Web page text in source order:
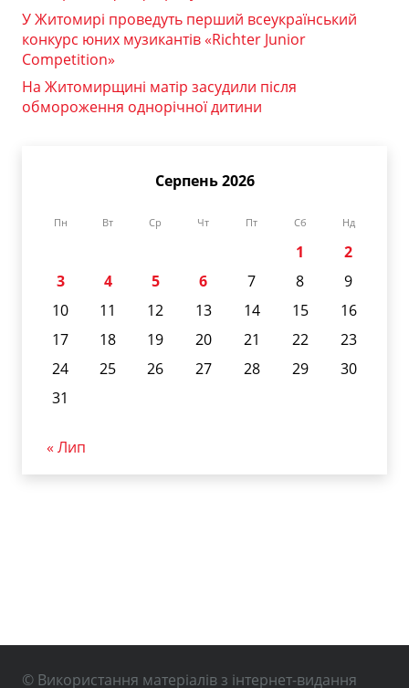
У Житомирі проведуть перший всеукраїнський
конкурс юних музикантів «Richter Junior
Competition»
На Житомирщині матір засудили після
обмороження однорічної дитини
Серпень 2026
Пн Вт Ср Чт Пт Сб Нд
1
2
3
4 5 6 7 8
9
10
11 12 13 14 15
16
17
18 19 20 21 22
23
24
25 26 27 28 29
30
31
« Лип
© Використання матеріалів з інтернет-видання